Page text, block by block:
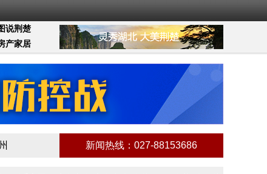
说荆楚
产家居
新闻热线：027-88153686